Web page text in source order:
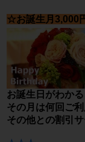
☆お誕生月 3,000
お誕生日がわか
その月は何回ご
その他との割引